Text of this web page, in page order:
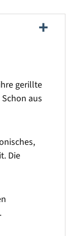
gerillte
aus
Die